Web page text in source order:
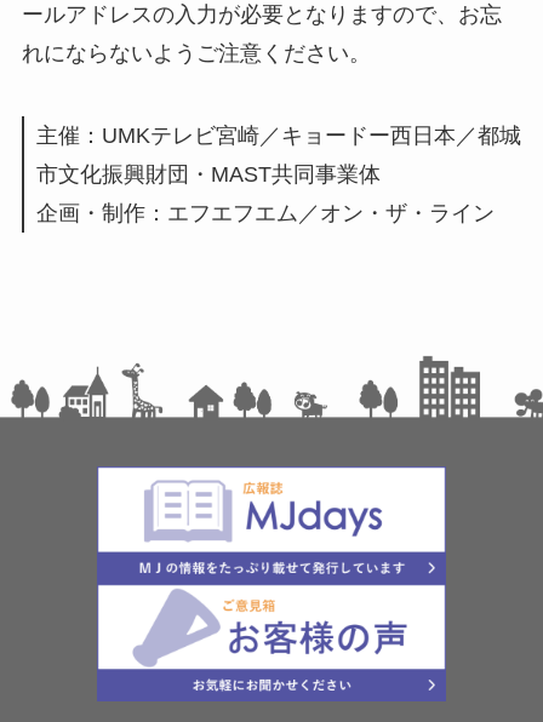
ールアドレスの入力が必要となりますので、お忘
れにならないようご注意ください。
主催：UMKテレビ宮崎／キョードー西日本／都城
市文化振興財団・MAST共同事業体
企画・制作：エフエフエム／オン・ザ・ライン